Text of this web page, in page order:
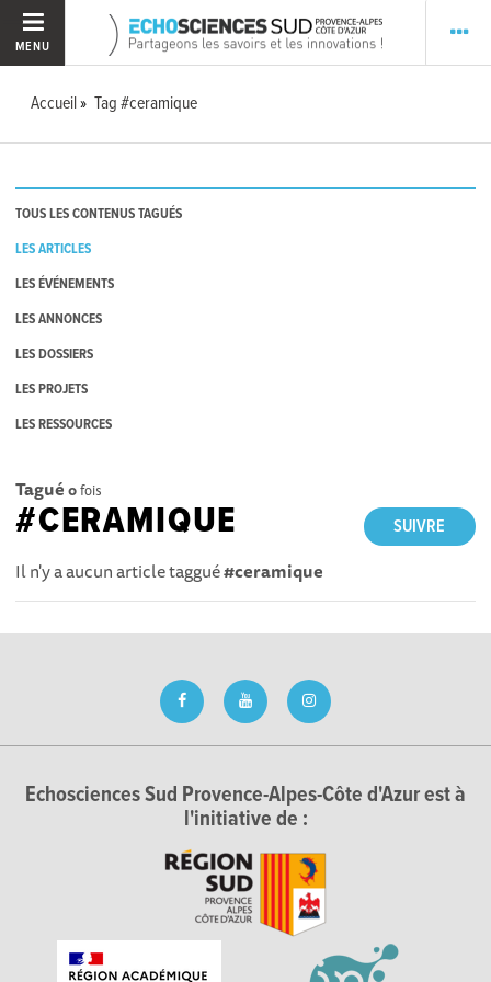
MENU
Accueil Tag #ceramique
TOUS LES CONTENUS TAGUÉS
LES ARTICLES
LES ÉVÉNEMENTS
LES ANNONCES
LES DOSSIERS
LES PROJETS
LES RESSOURCES
Tagué 0fois
SUIVRE
#CERAMIQUE
Il n'y a aucun article taggué#ceramique
Echosciences Sud Provence-Alpes-Côte d'Azur est à
l'initiative de :